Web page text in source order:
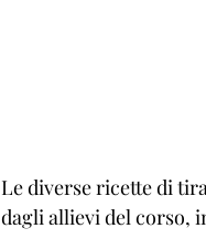
Le diverse ricette di
dagli allievi del corso,